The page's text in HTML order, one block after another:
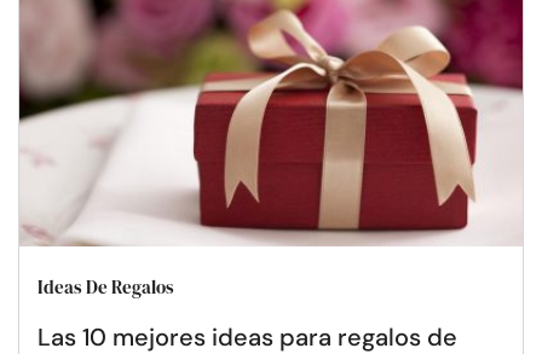
Ideas De Regalos
Las 10 mejores ideas para regalos de